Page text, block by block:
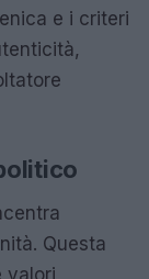
e i criteri
Questa
valori